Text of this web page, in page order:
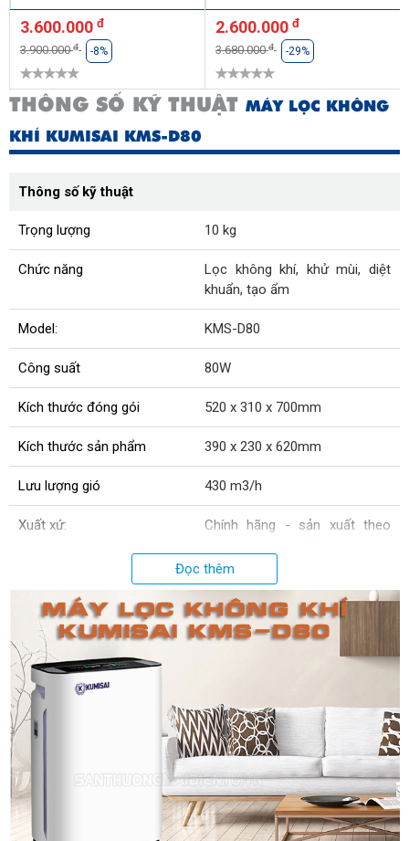
3.600.000 đ
3.900.000đ -8%
2.600.000 đ
3.680.000đ -29%
THÔNG SỐ KỸ THUẬT MÁY LỌC KHÔNG
KHÍ KUMISAI KMS-D80
Thông số kỹ thuật
Trọng lượng 10 kg
Chức năng
Lọc không khí, khử mùi, diệt
khuẩn, tạo ẩm
Model: KMS-D80
Công suất 80W
Kích thước đóng gói 520 x 310 x 700mm
Kích thước sản phẩm 390 x 230 x 620mm
Lưu lượng gió 430 m3/h
Xuất xứ:
Chính hãng - sản xuất theo
Đọc thêm